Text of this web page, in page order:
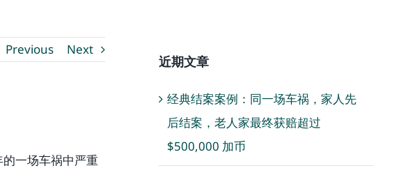
Previous Next
一场车祸中严重
近期文章
经典结案案例：同一场车祸，家人先
后结案，老人家最终获赔超过
$500,000 加币